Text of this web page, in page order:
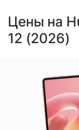
Цены на
12 (2026)